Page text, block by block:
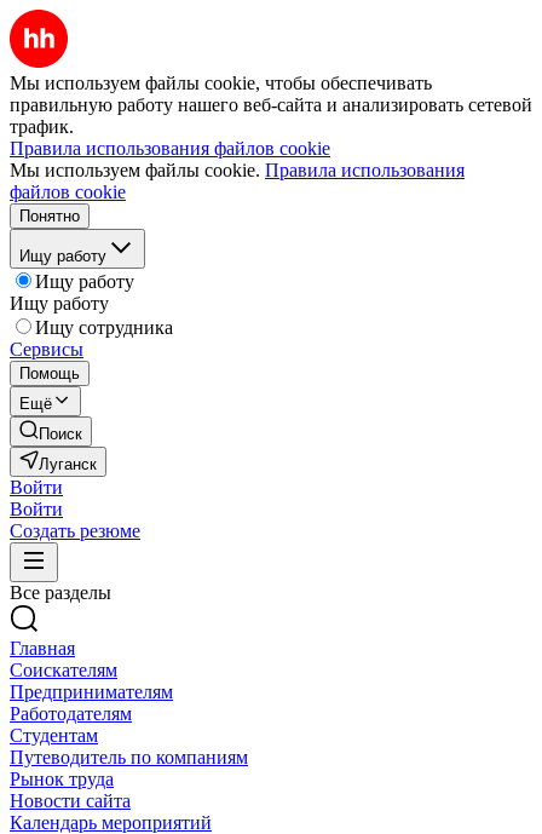
Мы используем файлы cookie, чтобы обеспечивать
правильную работу нашего веб-сайта и анализировать сетевой
трафик.
Правила использования файлов cookie
Мы используем файлы cookie. Правила использования
файлов cookie
Понятно
Ищу работу
Ищу работу
Ищу работу
Ищу сотрудника
Сервисы
Помощь
Ещё
Поиск
Луганск
Войти
Войти
Создать резюме
Все разделы
Главная
Соискателям
Предпринимателям
Работодателям
Студентам
Путеводитель по компаниям
Рынок труда
Новости сайта
Календарь мероприятий